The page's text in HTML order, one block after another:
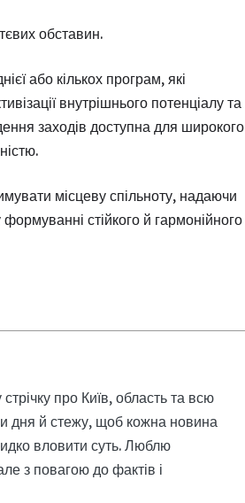
обставин.
або кількох програм, які
внутрішнього потенціалу та
заходів доступна для широкого
місцеву спільноту, надаючи
стійкого й гармонійного
про Київ, область та всю
дня й стежу, щоб кожна новина
вловити суть. Люблю
з повагою до фактів і